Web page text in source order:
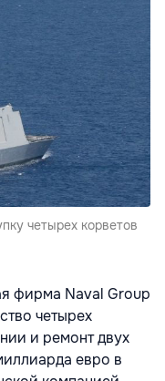
четырех корветов
фирма Naval Group
четырех
и ремонт двух
евро в